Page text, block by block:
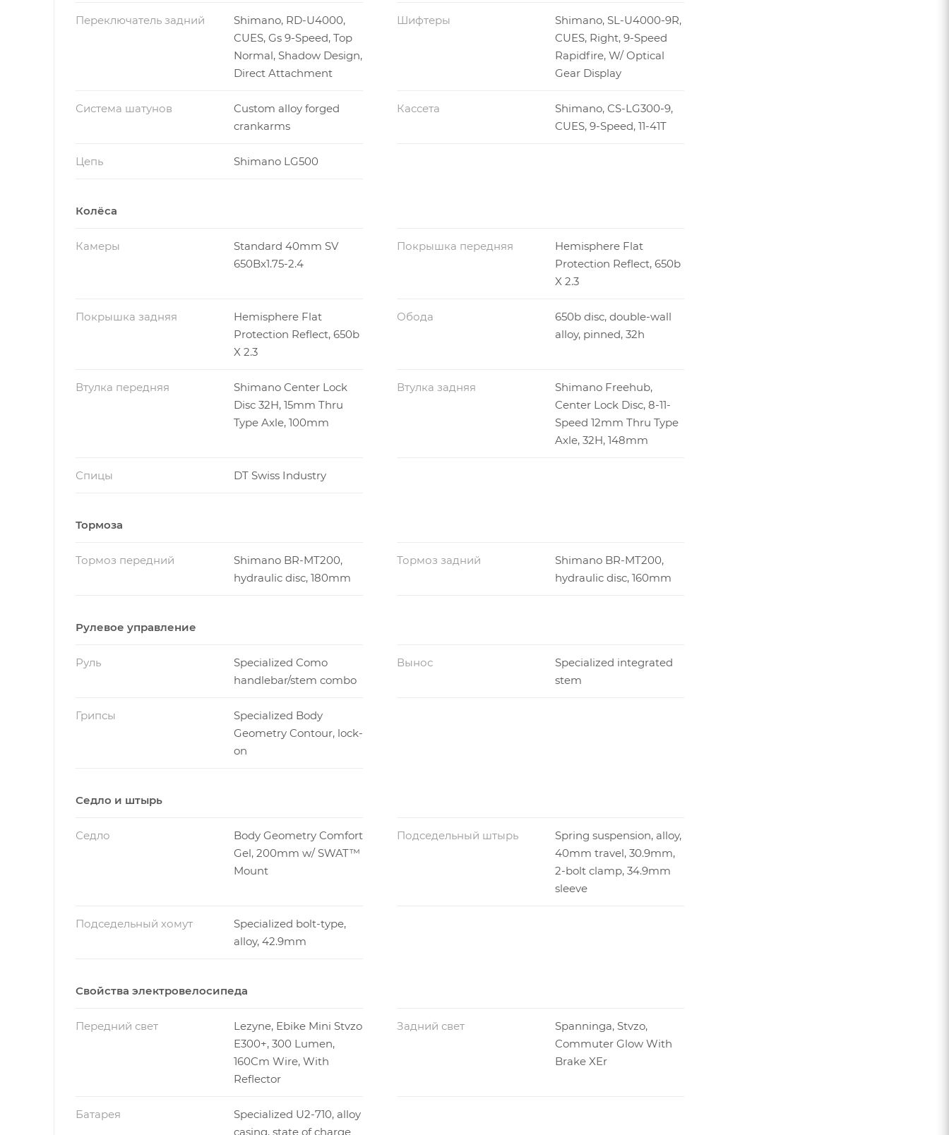
Переключатель задний
Shimano, RD-U4000,
CUES, Gs 9-Speed, Top
Normal, Shadow Design,
Direct Attachment
Шифтеры
Shimano, SL-U4000-9R,
CUES, Right, 9-Speed
Rapidfire, W/ Optical
Gear Display
Система шатунов
Custom alloy forged
crankarms
Кассета
Shimano, CS-LG300-9,
CUES, 9-Speed, 11-41T
Цепь Shimano LG500
Колёса
Камеры
Standard 40mm SV
650Bx1.75-2.4
Покрышка передняя
Hemisphere Flat
Protection Reflect, 650b
X 2.3
Покрышка задняя
Hemisphere Flat
Protection Reflect, 650b
X 2.3
Обода
650b disc, double-wall
alloy, pinned, 32h
Втулка передняя
Shimano Center Lock
Disc 32H, 15mm Thru
Type Axle, 100mm
Втулка задняя
Shimano Freehub,
Center Lock Disc, 8-11-
Speed 12mm Thru Type
Axle, 32H, 148mm
Спицы DT Swiss Industry
Тормоза
Тормоз передний
Shimano BR-MT200,
hydraulic disc, 180mm
Тормоз задний
Shimano BR-MT200,
hydraulic disc, 160mm
Рулевое управление
Руль
Specialized Como
handlebar/stem combo
Вынос
Specialized integrated
stem
Грипсы
Specialized Body
Geometry Contour, lock-
on
Седло и штырь
Седло
Body Geometry Comfort
Gel, 200mm w/ SWAT™
Mount
Подседельный штырь
Spring suspension, alloy,
40mm travel, 30.9mm,
2-bolt clamp, 34.9mm
sleeve
Подседельный хомут
Specialized bolt-type,
alloy, 42.9mm
Свойства электровелосипеда
Передний свет
Lezyne, Ebike Mini Stvzo
E300+, 300 Lumen,
160Cm Wire, With
Reflector
Задний свет
Spanninga, Stvzo,
Commuter Glow With
Brake XEr
Батарея
Specialized U2-710, alloy
casing, state of charge